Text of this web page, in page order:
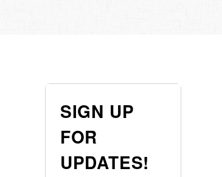
SIGN UP
FOR
UPDATES!